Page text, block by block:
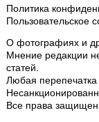
Политика
Пользовательское
О фотографиях и
Мнение редакции
статей.
Любая
Все права